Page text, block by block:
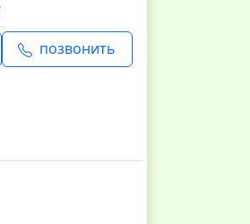
позвонить